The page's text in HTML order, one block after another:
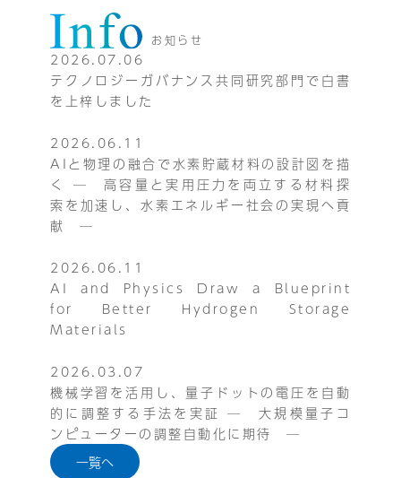
お知らせ
一覧へ
2026.07.06
テクノロジーガバナンス共同研究部門で白書
を上梓しました
2026.06.11
AIと物理の融合で水素貯蔵材料の設計図を描
く ─ 高容量と実用圧力を両立する材料探
索を加速し、水素エネルギー社会の実現へ貢
献 ─
2026.06.11
AI and Physics Draw a Blueprint
for Better Hydrogen Storage
Materials
2026.03.07
機械学習を活用し、量子ドットの電圧を自動
的に調整する手法を実証 ─ 大規模量子コ
ンピューターの調整自動化に期待 ─